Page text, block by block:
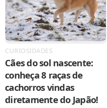
CURIOSIDADES
Cães do sol nascente:
conheça 8 raças de
cachorros vindas
diretamente do Japão!